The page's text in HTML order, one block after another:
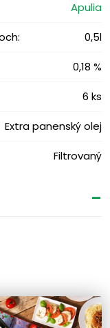
Apulia
0,5l
0,18 %
6 ks
Extra panenský olej
Filtrovaný